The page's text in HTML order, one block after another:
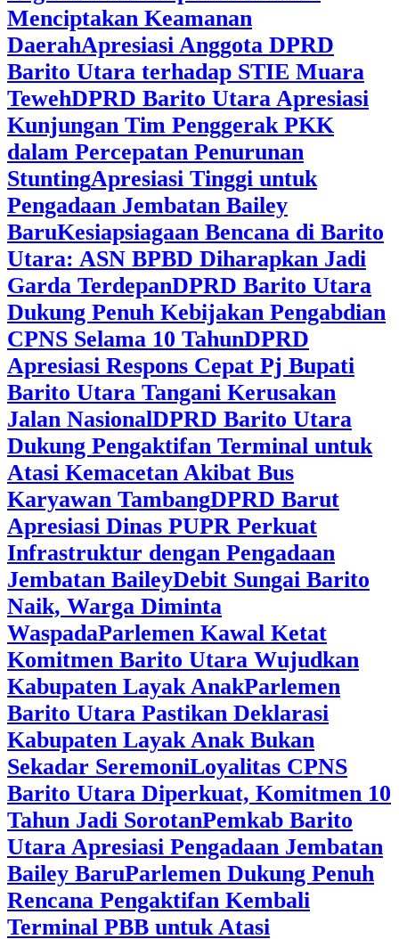
Menciptakan Keamanan
DaerahApresiasi Anggota DPRD
Barito Utara terhadap STIE Muara
TewehDPRD Barito Utara Apresiasi
Kunjungan Tim Penggerak PKK
dalam Percepatan Penurunan
StuntingApresiasi Tinggi untuk
Pengadaan Jembatan Bailey
BaruKesiapsiagaan Bencana di Barito
Utara: ASN BPBD Diharapkan Jadi
Garda TerdepanDPRD Barito Utara
Dukung Penuh Kebijakan Pengabdian
CPNS Selama 10 TahunDPRD
Apresiasi Respons Cepat Pj Bupati
Barito Utara Tangani Kerusakan
Jalan NasionalDPRD Barito Utara
Dukung Pengaktifan Terminal untuk
Atasi Kemacetan Akibat Bus
Karyawan TambangDPRD Barut
Apresiasi Dinas PUPR Perkuat
Infrastruktur dengan Pengadaan
Jembatan BaileyDebit Sungai Barito
Naik, Warga Diminta
WaspadaParlemen Kawal Ketat
Komitmen Barito Utara Wujudkan
Kabupaten Layak AnakParlemen
Barito Utara Pastikan Deklarasi
Kabupaten Layak Anak Bukan
Sekadar SeremoniLoyalitas CPNS
Barito Utara Diperkuat, Komitmen 10
Tahun Jadi SorotanPemkab Barito
Utara Apresiasi Pengadaan Jembatan
Bailey BaruParlemen Dukung Penuh
Rencana Pengaktifan Kembali
Terminal PBB untuk Atasi